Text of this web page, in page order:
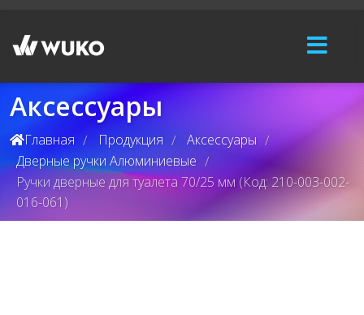
Аксессуары
Главная / Продукция / Аксессуары /
Дверные ручки Алюминиевые /
Ручки дверные для туалета 70/25 мм (Код: 210-003-002-
016-061)